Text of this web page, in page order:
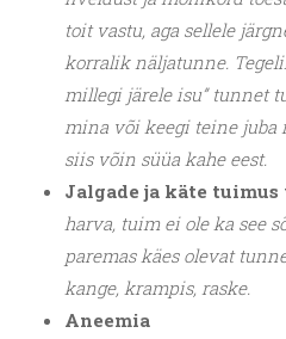
toit vastu, aga sellele
korralik näljatunne.
millegi järele isu” tunnet
mina või keegi teine juba
siis võin süüa kahe eest.
Jalgade ja käte
harva, tuim ei ole ka see
paremas käes olevat
kange, krampis, raske.
Aneemia